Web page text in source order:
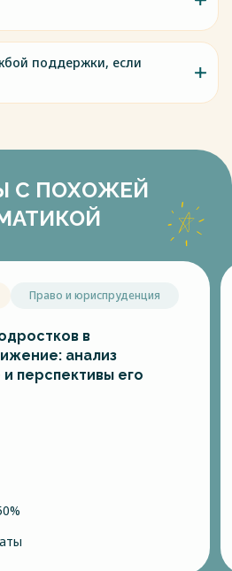
поддержки, если
С ПОХОЖЕЙ
Право и юриспруденция
в
анализ
перспективы его